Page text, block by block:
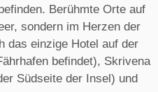
Berühmte Orte auf
sondern im Herzen der
das einzige Hotel auf der
befindet), Skrivena
Südseite der Insel) und